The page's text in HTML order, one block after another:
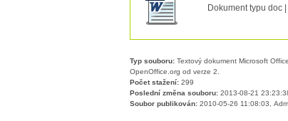
Dokument typu doc
Typ souboru: Textový dokument Microsoft
OpenOffice.org od verze 2.
Počet stažení: 299
Poslední změna souboru: 2013-08-21
Soubor publikován: 2010-05-26 11:08:03,